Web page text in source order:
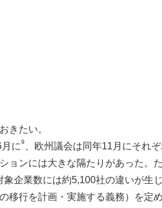
きたい。
に9 、欧州議会は同年11月にそれ
ョンには大きな隔たりがあった。
企業数には約5,100社の違いが生
移行を計画・実施する義務）を定